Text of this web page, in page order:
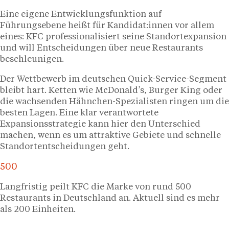
Eine eigene Entwicklungsfunktion auf
Führungsebene heißt für Kandidat:innen vor allem
eines: KFC professionalisiert seine Standortexpansion
und will Entscheidungen über neue Restaurants
beschleunigen.
Der Wettbewerb im deutschen Quick-Service-Segment
bleibt hart. Ketten wie McDonald’s, Burger King oder
die wachsenden Hähnchen-Spezialisten ringen um die
besten Lagen. Eine klar verantwortete
Expansionsstrategie kann hier den Unterschied
machen, wenn es um attraktive Gebiete und schnelle
Standortentscheidungen geht.
500
Langfristig peilt KFC die Marke von rund 500
Restaurants in Deutschland an. Aktuell sind es mehr
als 200 Einheiten.